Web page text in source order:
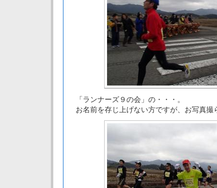
「ランナーズ９の会」の・・・。
お名前を存じ上げない方ですが、お写真撮